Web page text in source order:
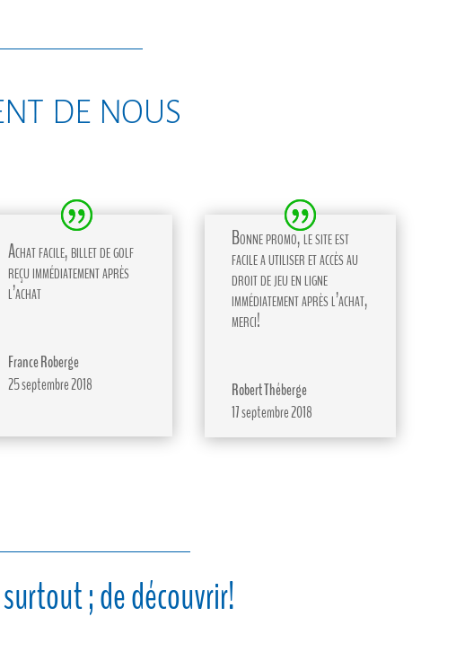
de nous
Achat facile, billet de golf
reçu immédiatement après
l’achat
France Roberge
25 septembre 2018
Bonne promo, le site est
facile a utiliser et accès au
droit de jeu en ligne
immédiatement après l’achat,
merci!
Robert Théberge
17 septembre 2018
; de découvrir!